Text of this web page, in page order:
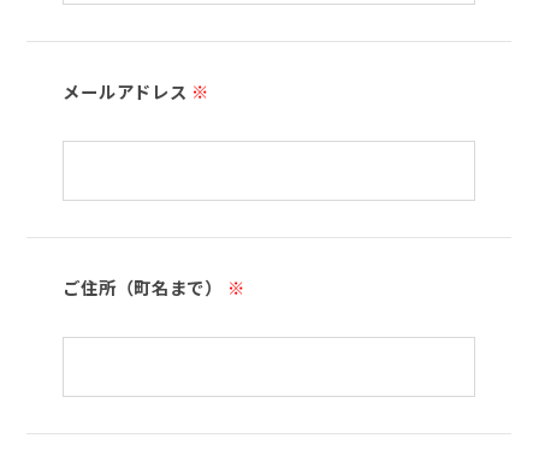
メールアドレス ※
ご住所（町名まで） ※